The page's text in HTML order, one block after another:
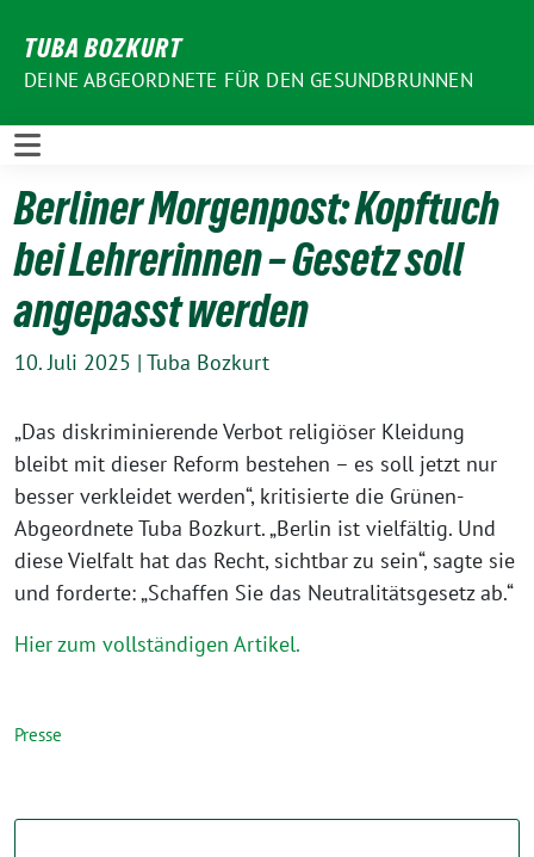
zum
Inhalt
TUBA BOZKURT
DEINE ABGEORDNETE FÜR DEN GESUNDBRUNNEN
Berliner Morgenpost: Kopftuch
bei Lehrerinnen – Gesetz soll
angepasst werden
10. Juli 2025 | Tuba Bozkurt
„Das diskriminierende Verbot religiöser Kleidung
bleibt mit dieser Reform bestehen – es soll jetzt nur
besser verkleidet werden“, kritisierte die Grünen-
Abgeordnete Tuba Bozkurt. „Berlin ist vielfältig. Und
diese Vielfalt hat das Recht, sichtbar zu sein“, sagte sie
und forderte: „Schaffen Sie das Neutralitätsgesetz ab.“
Hier zum vollständigen Artikel.
Presse